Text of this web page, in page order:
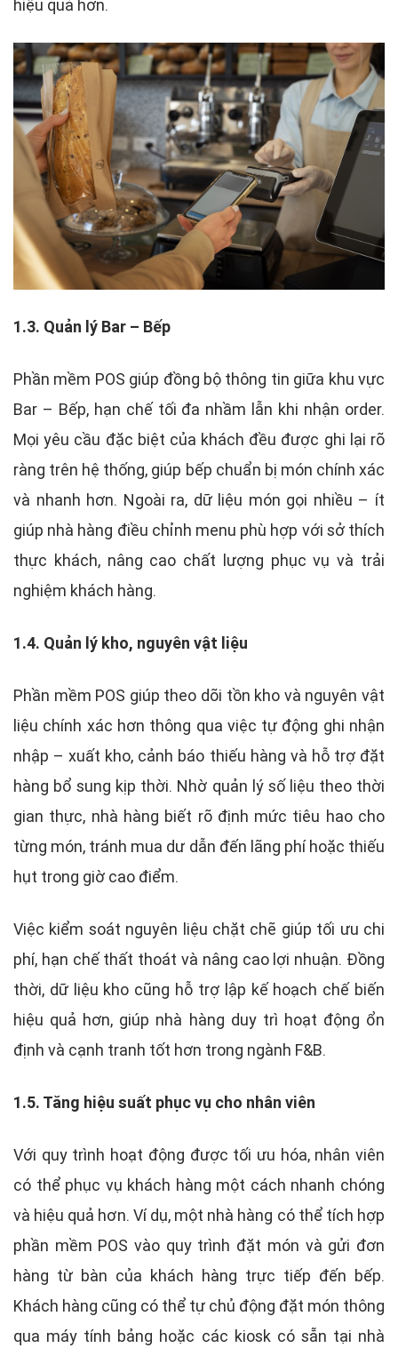
hiệu quả hơn.
1.3. Quản lý Bar – Bếp
Phần mềm POS giúp đồng bộ thông tin giữa khu vực
Bar – Bếp, hạn chế tối đa nhầm lẫn khi nhận order.
Mọi yêu cầu đặc biệt của khách đều được ghi lại rõ
ràng trên hệ thống, giúp bếp chuẩn bị món chính xác
và nhanh hơn. Ngoài ra, dữ liệu món gọi nhiều – ít
giúp nhà hàng điều chỉnh menu phù hợp với sở thích
thực khách, nâng cao chất lượng phục vụ và trải
nghiệm khách hàng.
1.4. Quản lý kho, nguyên vật liệu
Phần mềm POS giúp theo dõi tồn kho và nguyên vật
liệu chính xác hơn thông qua việc tự động ghi nhận
nhập – xuất kho, cảnh báo thiếu hàng và hỗ trợ đặt
hàng bổ sung kịp thời. Nhờ quản lý số liệu theo thời
gian thực, nhà hàng biết rõ định mức tiêu hao cho
từng món, tránh mua dư dẫn đến lãng phí hoặc thiếu
hụt trong giờ cao điểm.
Việc kiểm soát nguyên liệu chặt chẽ giúp tối ưu chi
phí, hạn chế thất thoát và nâng cao lợi nhuận. Đồng
thời, dữ liệu kho cũng hỗ trợ lập kế hoạch chế biến
hiệu quả hơn, giúp nhà hàng duy trì hoạt động ổn
định và cạnh tranh tốt hơn trong ngành F&B.
1.5. Tăng hiệu suất phục vụ cho nhân viên
Với quy trình hoạt động được tối ưu hóa, nhân viên
có thể phục vụ khách hàng một cách nhanh chóng
và hiệu quả hơn. Ví dụ, một nhà hàng có thể tích hợp
phần mềm POS vào quy trình đặt món và gửi đơn
hàng từ bàn của khách hàng trực tiếp đến bếp.
Khách hàng cũng có thể tự chủ động đặt món thông
qua máy tính bảng hoặc các kiosk có sẵn tại nhà